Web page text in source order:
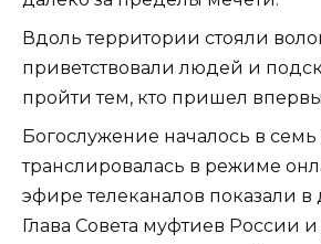
Вдоль территории стояли
приветствовали людей и
пройти тем, кто пришел
Богослужение началось в семь
транслировалась в режиме
эфире телеканалов показали в
Глава Совета муфтиев России